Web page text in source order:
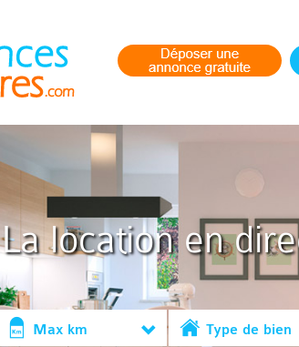
La location en
Max km Type de bien